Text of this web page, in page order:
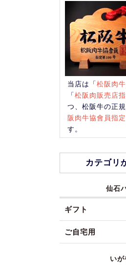
当店は「松阪肉
「松阪肉販売店
つ、松阪牛の正
阪肉牛協會員指
す。
カテゴリ
仙石
ギフト
ご自宅用
いが